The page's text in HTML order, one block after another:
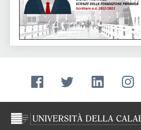
Facebook Twitter Linkedin